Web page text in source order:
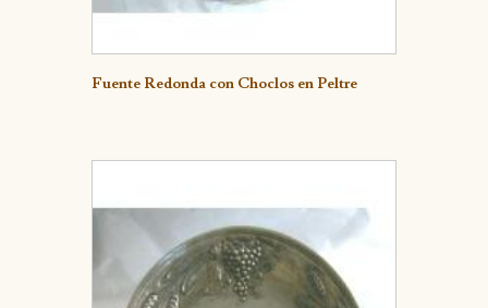
Detalle
Fuente Redonda con Choclos en Peltre